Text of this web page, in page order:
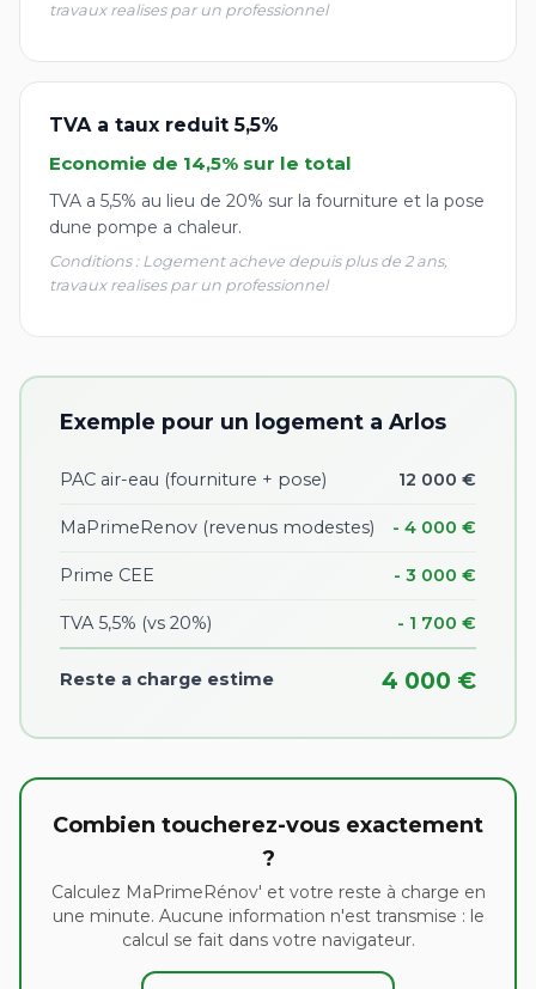
travaux realises par un professionnel
TVA a taux reduit 5,5%
Economie de 14,5% sur le total
TVA a 5,5% au lieu de 20% sur la fourniture et la pose
dune pompe a chaleur.
Conditions : Logement acheve depuis plus de 2 ans,
travaux realises par un professionnel
Exemple pour un logement a Arlos
PAC air-eau (fourniture + pose) 12 000 €
MaPrimeRenov (revenus modestes) - 4 000 €
Prime CEE - 3 000 €
TVA 5,5% (vs 20%) - 1 700 €
Reste a charge estime 4 000 €
Combien toucherez-vous exactement
?
Calculez MaPrimeRénov' et votre reste à charge en
une minute. Aucune information n'est transmise : le
calcul se fait dans votre navigateur.